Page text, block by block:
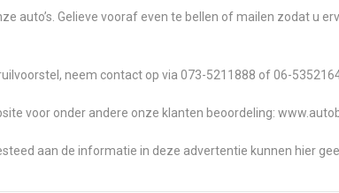
auto’s. Gelieve vooraf even te bellen of mailen zodat u
neem contact op via 073-5211888 of 06-
voor onder andere onze klanten beoordeling:
aan de informatie in deze advertentie kunnen hier